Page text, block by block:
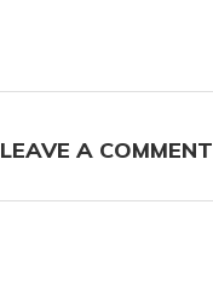
LEAVE A COMMENT